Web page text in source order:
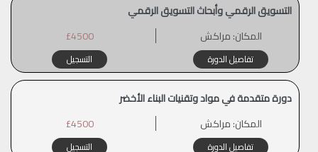
التسويق الرقمي وأبحاث التسويق الرقمي
المكان:مراكش £4500
تفاصيل الدورة التسجيل
دورة متقدمة في مواد وتقنيات البناء الأخضر
المكان:مراكش £4500
تفاصيل الدورة التسجيل